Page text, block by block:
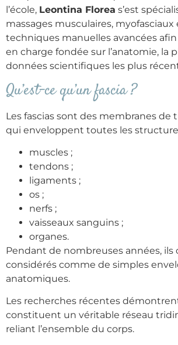
l’école, Leontina Florea s’est
massages musculaires, myofasciaux
techniques manuelles avancées afin
en charge fondée sur l’anatomie, la
données scientifiques les plus
Qu’est-ce qu’un fascia ?
Les fascias sont des membranes de
qui enveloppent toutes les
muscles ;
tendons ;
ligaments ;
os ;
nerfs ;
vaisseaux sanguins ;
organes.
Pendant de nombreuses années, ils
considérés comme de simples
anatomiques.
Les recherches récentes
constituent un véritable réseau
reliant l’ensemble du corps.